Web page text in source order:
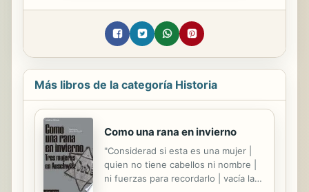
Más libros de la categoría Historia
Como una rana en invierno
"Considerad si esta es una mujer |
quien no tiene cabellos ni nombre |
ni fuerzas para recordarlo | vacía la